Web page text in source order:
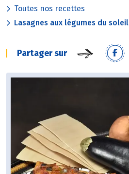
Toutes nos recettes
Lasagnes aux légumes du soleil
Partager sur